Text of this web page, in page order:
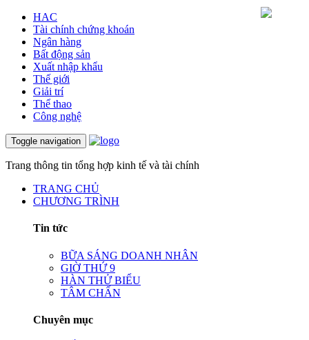
HAC
Tài chính chứng khoán
Ngân hàng
Bất động sản
Xuất nhập khẩu
Thế giới
Giải trí
Thể thao
Công nghệ
Toggle navigation
Trang thông tin tổng hợp kinh tế và tài chính
TRANG CHỦ
CHƯƠNG TRÌNH
Tin tức
BỮA SÁNG DOANH NHÂN
GIỜ THỨ 9
HÀN THỬ BIỂU
TÂM CHẤN
Chuyên mục